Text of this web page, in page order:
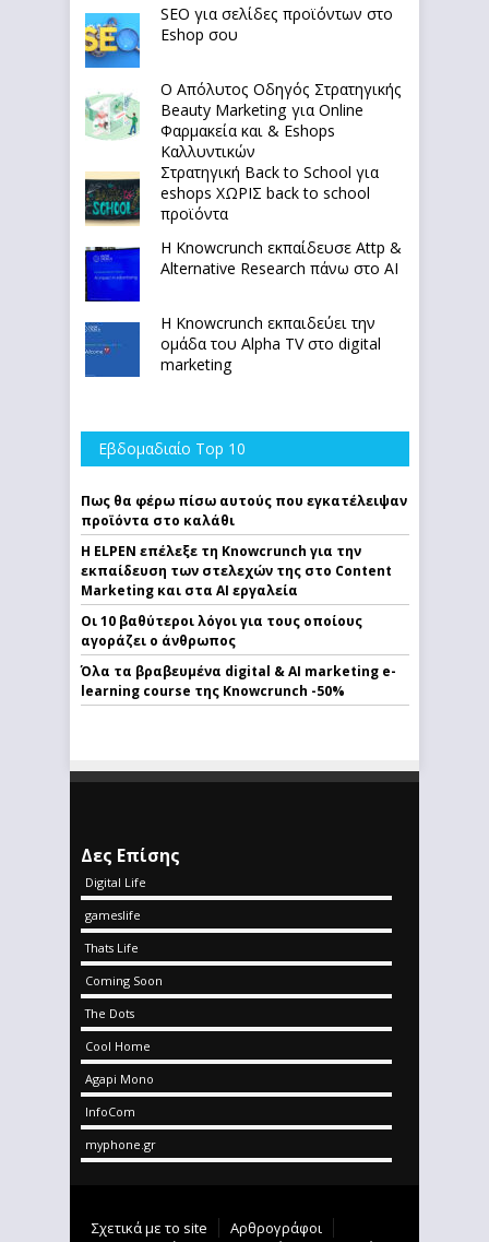
SEO για σελίδες προϊόντων στο
Eshop σου
Ο Απόλυτoς Οδηγός Στρατηγικής
Beauty Marketing για Online
Φαρμακεία και & Eshops
Καλλυντικών
Στρατηγική Back to School για
eshops ΧΩΡΙΣ back to school
προϊόντα
Η Knowcrunch εκπαίδευσε Attp &
Alternative Research πάνω στο ΑΙ
Η Knowcrunch εκπαιδεύει την
ομάδα του Alpha TV στο digital
marketing
Εβδομαδιαίο Top 10
Πως θα φέρω πίσω αυτούς που εγκατέλειψαν
προϊόντα στο καλάθι
Η ELPEN επέλεξε τη Knowcrunch για την
εκπαίδευση των στελεχών της στο Content
Marketing και στα AI εργαλεία
Οι 10 βαθύτεροι λόγοι για τους οποίους
αγοράζει ο άνθρωπος
Όλα τα βραβευμένα digital & AI marketing e-
learning course της Knowcrunch -50%
Δες Επίσης
Digital Life
gameslife
Thats Life
Coming Soon
The Dots
Cool Home
Agapi Mono
InfoCom
myphone.gr
Σχετικά με το site
Αρθρογράφοι